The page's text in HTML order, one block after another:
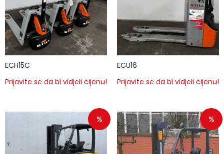
ECH15C
Prijavite se da bi vidjeli cijenu!
ECU16
Prijavite se da bi vidjeli cijenu!
% %